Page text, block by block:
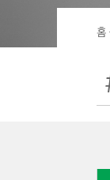
N
G
N
홈